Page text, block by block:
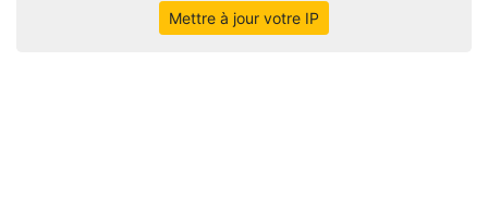
Mettre à jour votre IP